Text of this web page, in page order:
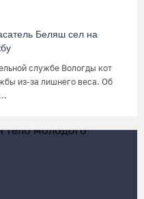
Беляш сел на
службе Вологды кот
из-за лишнего веса. Об